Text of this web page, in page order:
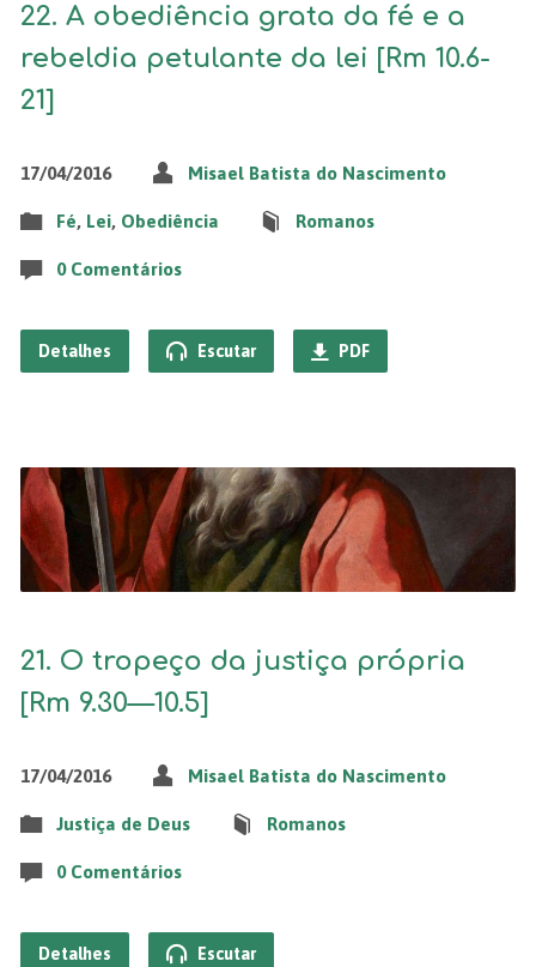
22. A obediência grata da fé e a
rebeldia petulante da lei [Rm 10.6-
21]
17/04/2016 Misael Batista do Nascimento
Fé, Lei, Obediência Romanos
0 Comentários
Detalhes Escutar PDF
21. O tropeço da justiça própria
[Rm 9.30—10.5]
17/04/2016 Misael Batista do Nascimento
Justiça de Deus Romanos
0 Comentários
Detalhes Escutar